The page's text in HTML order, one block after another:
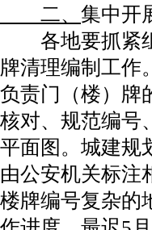
二、 集中开
各地要抓紧组
牌清理编制工作
负责门（楼）牌
核对、规范编号
平面图。城建规
由公安机关标注
楼牌编号复杂的